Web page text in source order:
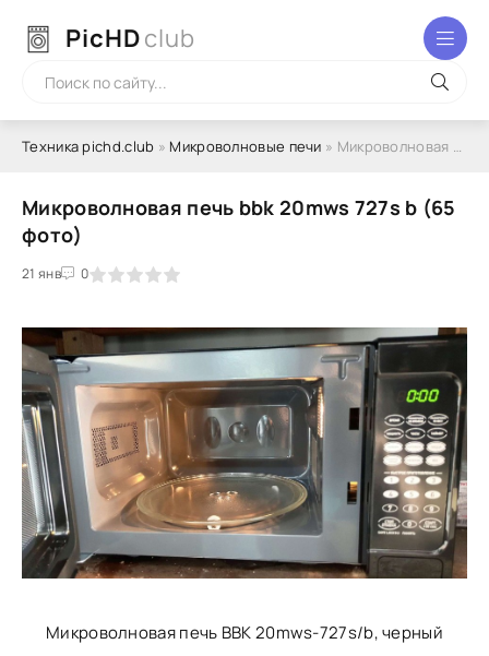
PicHDclub
Техника pichd.club » Микроволновые печи » Микроволновая печь bbk 20mws 727s b (65 фото)
Микроволновая печь bbk 20mws 727s b (65
фото)
21 янв 0
3 4 5
Микроволновая печь BBK 20mws-727s/b, черный